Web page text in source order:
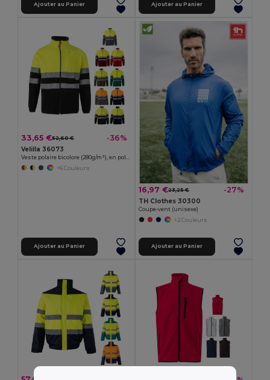
Ajouter au Panier Ajouter au Panier
33,65 €52,60 € -36%
Velilla 36073
+6 Couleurs
Ajouter au Panier
16,97 €23,25 € -27%
TH Clothes 30300
Coupe-vent (unisexe)
+2 Couleurs
Ajouter au Panier